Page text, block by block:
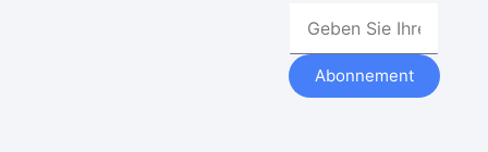
Abonnement